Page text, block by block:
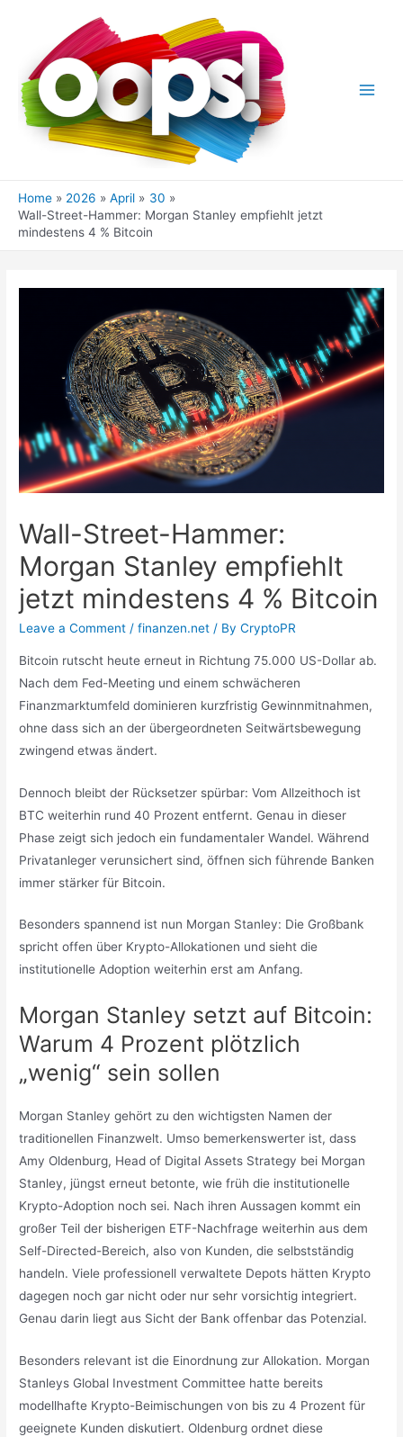
Home 2026 April
30
Wall-Street-Hammer: Morgan Stanley empfiehlt jetzt
mindestens 4 % Bitcoin
Wall-Street-Hammer:
Morgan Stanley empfiehlt
jetzt mindestens 4 % Bitcoin
Leave a Comment /finanzen.net / ByCryptoPR
Bitcoin rutscht heute erneut in Richtung 75.000 US-Dollar ab.
Nach dem Fed-Meeting und einem schwächeren
Finanzmarktumfeld dominieren kurzfristig Gewinnmitnahmen,
ohne dass sich an der übergeordneten Seitwärtsbewegung
zwingend etwas ändert.
Dennoch bleibt der Rücksetzer spürbar: Vom Allzeithoch ist
BTC weiterhin rund 40 Prozent entfernt. Genau in dieser
Phase zeigt sich jedoch ein fundamentaler Wandel. Während
Privatanleger verunsichert sind, öffnen sich führende Banken
immer stärker für Bitcoin.
Besonders spannend ist nun Morgan Stanley: Die Großbank
spricht offen über Krypto-Allokationen und sieht die
institutionelle Adoption weiterhin erst am Anfang.
Morgan Stanley setzt auf Bitcoin:
Warum 4 Prozent plötzlich
„wenig“ sein sollen
Morgan Stanley gehört zu den wichtigsten Namen der
traditionellen Finanzwelt. Umso bemerkenswerter ist, dass
Amy Oldenburg, Head of Digital Assets Strategy bei Morgan
Stanley, jüngst erneut betonte, wie früh die institutionelle
Krypto-Adoption noch sei. Nach ihren Aussagen kommt ein
großer Teil der bisherigen ETF-Nachfrage weiterhin aus dem
Self-Directed-Bereich, also von Kunden, die selbstständig
handeln. Viele professionell verwaltete Depots hätten Krypto
dagegen noch gar nicht oder nur sehr vorsichtig integriert.
Genau darin liegt aus Sicht der Bank offenbar das Potenzial.
Besonders relevant ist die Einordnung zur Allokation. Morgan
Stanleys Global Investment Committee hatte bereits
modellhafte Krypto-Beimischungen von bis zu 4 Prozent für
geeignete Kunden diskutiert. Oldenburg ordnet diese